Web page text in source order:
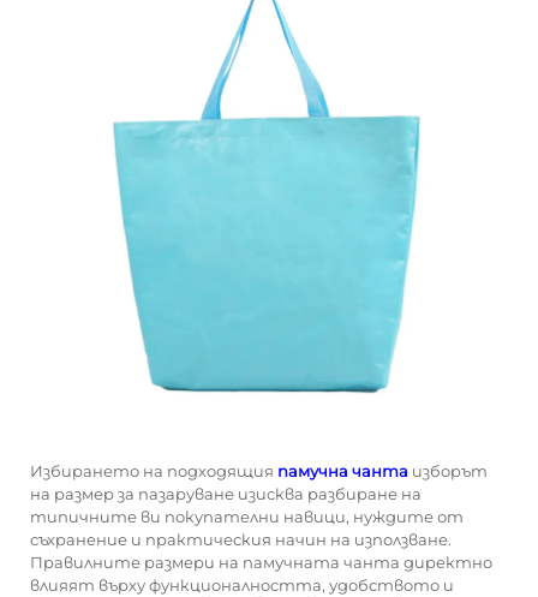
Избирането на подходящия памучна чанта изборът
на размер за пазаруване изисква разбиране на
типичните ви покупателни навици, нуждите от
съхранение и практическия начин на използване.
Правилните размери на памучната чанта директно
влияят върху функционалността, удобството и